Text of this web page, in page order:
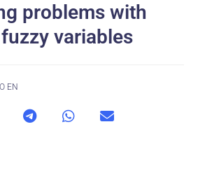
problems with
variables
EN